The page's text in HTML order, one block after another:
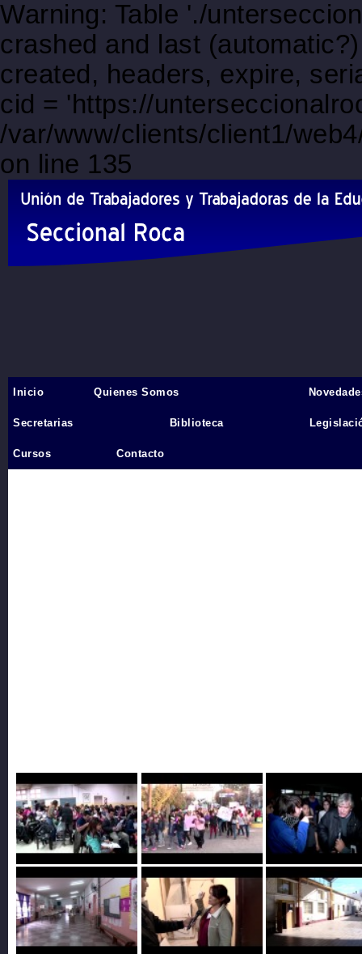
Warning: Table './
crashed and last
created, headers, expire,
cid = 'https://
/var/www/clients/client1/
on line 135
Inicio
Inicio Quienes Somos
Secretarias Biblioteca
Cursos Contacto